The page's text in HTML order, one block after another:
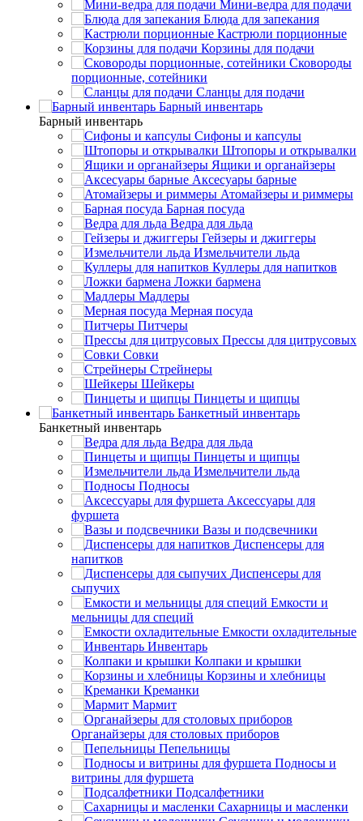
Мини-ведра для подачи
Блюда для запекания
Кастрюли порционные
Корзины для подачи
Сковороды
порционные, сотейники
Сланцы для подачи
Барный инвентарь
Барный инвентарь
Сифоны и капсулы
Штопоры и открывалки
Ящики и органайзеры
Аксесуары барные
Атомайзеры и риммеры
Барная посуда
Ведра для льда
Гейзеры и джиггеры
Измельчители льда
Куллеры для напитков
Ложки бармена
Мадлеры
Мерная посуда
Питчеры
Прессы для цитрусовых
Совки
Стрейнеры
Шейкеры
Пинцеты и щипцы
Банкетный инвентарь
Банкетный инвентарь
Ведра для льда
Пинцеты и щипцы
Измельчители льда
Подносы
Аксессуары для
фуршета
Вазы и подсвечники
Диспенсеры для
напитков
Диспенсеры для
сыпучих
Емкости и
мельницы для специй
Емкости охладительные
Инвентарь
Колпаки и крышки
Корзины и хлебницы
Креманки
Мармит
Органайзеры для столовых приборов
Пепельницы
Подносы и
витрины для фуршета
Подсалфетники
Сахарницы и масленки